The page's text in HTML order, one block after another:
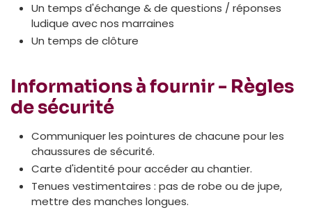
Un temps d'échange & de questions / réponses
ludique avec nos marraines
Un temps de clôture
Informations à fournir - Règles
de sécurité
Communiquer les pointures de chacune pour les
chaussures de sécurité.
Carte d'identité pour accéder au chantier.
Tenues vestimentaires : pas de robe ou de jupe,
mettre des manches longues.